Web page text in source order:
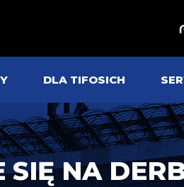
DLA TIFOSICH
NA